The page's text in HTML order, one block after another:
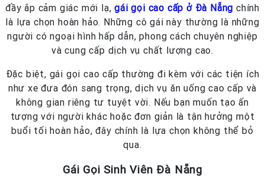
đầy ắp cảm giác mới lạ,gái gọi cao cấp ở Đà Nẵng chính
là lựa chọn hoàn hảo. Những cô gái này thường là những
người có ngoại hình hấp dẫn, phong cách chuyên nghiệp
và cung cấp dịch vụ chất lượng cao.
Đặc biệt, gái gọi cao cấp thường đi kèm với các tiện ích
như xe đưa đón sang trọng, dịch vụ ăn uống cao cấp và
không gian riêng tư tuyệt vời. Nếu bạn muốn tạo ấn
tượng với người khác hoặc đơn giản là tận hưởng một
buổi tối hoàn hảo, đây chính là lựa chọn không thể bỏ
qua.
Gái Gọi Sinh Viên Đà Nẵng